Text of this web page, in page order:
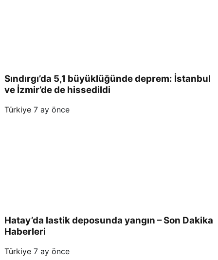
Sındırgı’da 5,1 büyüklüğünde deprem: İstanbul
ve İzmir’de de hissedildi
Türkiye 7 ay önce
Hatay’da lastik deposunda yangın – Son Dakika
Haberleri
Türkiye 7 ay önce